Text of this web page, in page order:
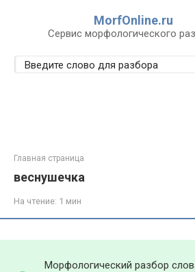
MorfOnline.ru
Сервис морфологического
Главная страница
веснушечка
На чтение: 1 мин
Морфологический разбор